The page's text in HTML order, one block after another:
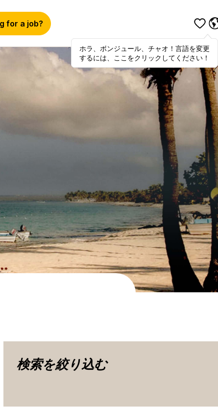
for a job?
Hola,bonjour, ciao! To switch
languages, click here!
ホラ、ボンジュール、チャオ！言語を変更
するには、ここをクリックしてください！
検索を絞り込む